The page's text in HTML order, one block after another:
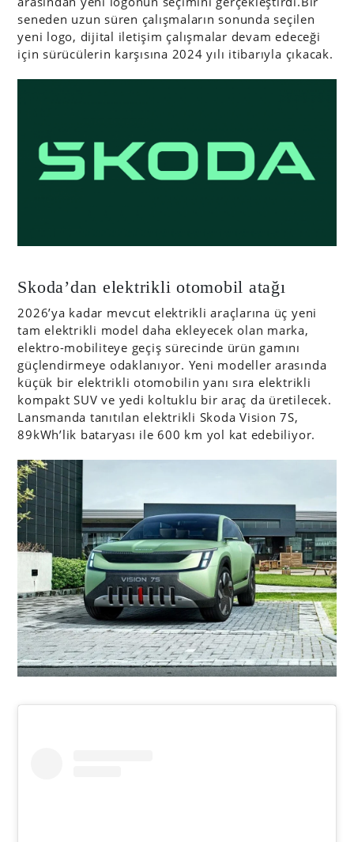
seneden uzun süren çalışmaların sonunda seçilen
yeni logo, dijital iletişim çalışmalar devam edeceği
için sürücülerin karşısına 2024 yılı itibarıyla çıkacak.
Skoda’dan elektrikli otomobil atağı
2026’ya kadar mevcut elektrikli araçlarına üç yeni
tam elektrikli model daha ekleyecek olan marka,
elektro-mobiliteye geçiş sürecinde ürün gamını
güçlendirmeye odaklanıyor. Yeni modeller arasında
küçük bir elektrikli otomobilin yanı sıra elektrikli
kompakt SUV ve yedi koltuklu bir araç da üretilecek.
Lansmanda tanıtılan elektrikli Skoda Vision 7S,
89kWh’lik bataryası ile 600 km yol kat edebiliyor.